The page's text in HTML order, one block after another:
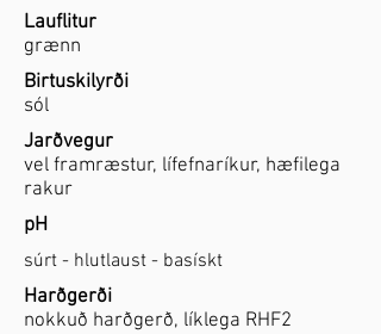
Lauflitur
grænn
Birtuskilyrði
sól
Jarðvegur
vel framræstur, lífefnaríkur, hæfilega
rakur
pH
súrt - hlutlaust - basískt
Harðgerði
nokkuð harðgerð, líklega RHF2